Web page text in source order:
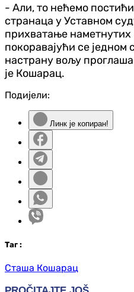
- Али, то нећемо
странаца у Уставном
прихватање
покоравајући се једном
настрану вољу
је Кошарац.
Подијели:
Линк је копиран!
Таг :
Сташа Кошарац